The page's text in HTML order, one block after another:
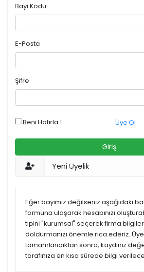
Bayi Kodu
E-Posta
Şifre
Beni Hatırla ! Üye Ol
Giriş
Yeni Üyelik
Eğer bayimiz değilseniz aşağıdaki
formuna ulaşarak hesabınızı
tipini "kurumsal" seçerek firma
doldurmanızı önemle rica ederiz.
tamamlandıktan sonra, kaydınız
tarafınıza en kısa sürede bilgi